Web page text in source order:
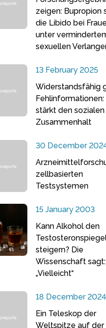
zeigen: Bupropion
die Libido bei
unter
sexuellen
13 February 2025
Widerstandsfähig
Fehlinformationen:
stärkt den sozialen
Zusammenhalt
30 December
zellbasierten
Testsystemen
15 January 2003
Kann Alkohol den
steigern? Die
Wissenschaft sagt:
„Vielleicht“
18 December 2024
Ein Teleskop der
Weltspitze auf der